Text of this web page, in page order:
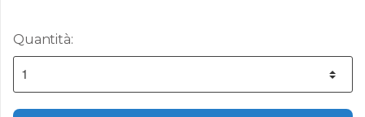
Quantità: